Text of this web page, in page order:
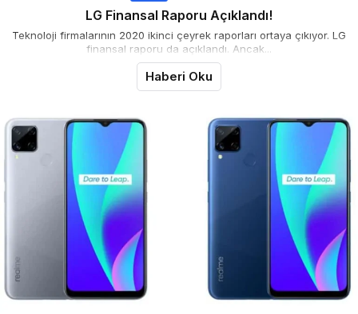
LG Finansal Raporu Açıklandı!
Teknoloji firmalarının 2020 ikinci çeyrek raporları ortaya çıkıyor. LG
finansal raporu da açıklandı. Ancak...
Haberi Oku